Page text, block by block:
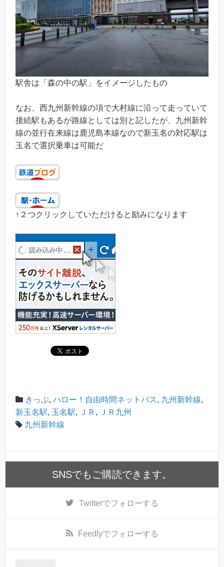
駅舎は「森の中の駅」をイメージしたもの
なお、西九州新幹線の項で大村線に沿って走っていて
接続駅もあるが路線としては別と記したが、九州新幹
線の並行在来線は鹿児島本線なので新玉名の対応駅は
玉名で選択乗車は可能だ
↑２つクリックしていただけると励みになります
きっぷ, ハロー！自由時間ネットパス, 九州新幹線,
新玉名駅, 玉名駅, ＪＲ ,
ＪＲ九州
九州新幹線
SNSでもご購読できます。
Twitterでフォローする
Feedlyでフォローする